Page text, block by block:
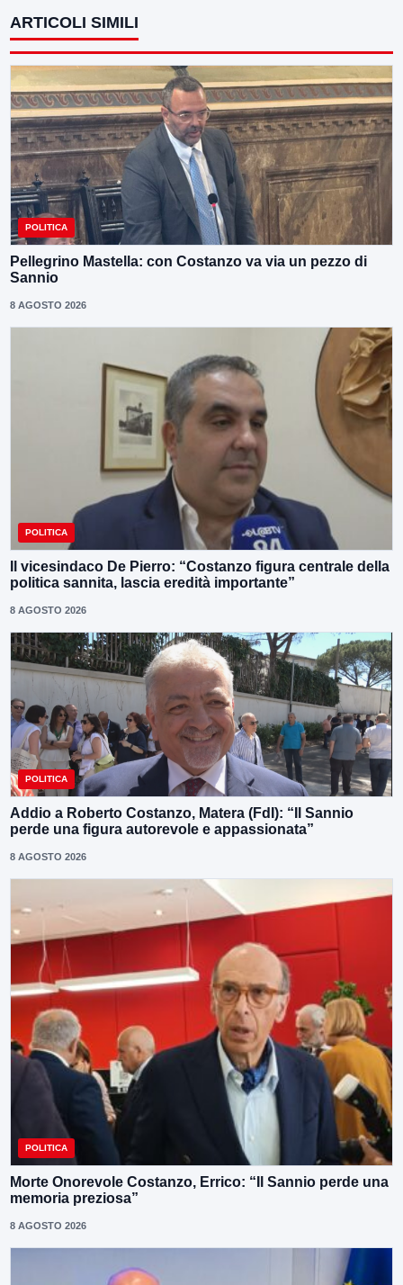
ARTICOLI SIMILI
POLITICA
Pellegrino Mastella: con Costanzo va via un pezzo di
Sannio
8 AGOSTO 2026
POLITICA
Il vicesindaco De Pierro: “Costanzo figura centrale della
politica sannita, lascia eredità importante”
8 AGOSTO 2026
POLITICA
Addio a Roberto Costanzo, Matera (FdI): “Il Sannio
perde una figura autorevole e appassionata”
8 AGOSTO 2026
POLITICA
Morte Onorevole Costanzo, Errico: “Il Sannio perde una
memoria preziosa”
8 AGOSTO 2026